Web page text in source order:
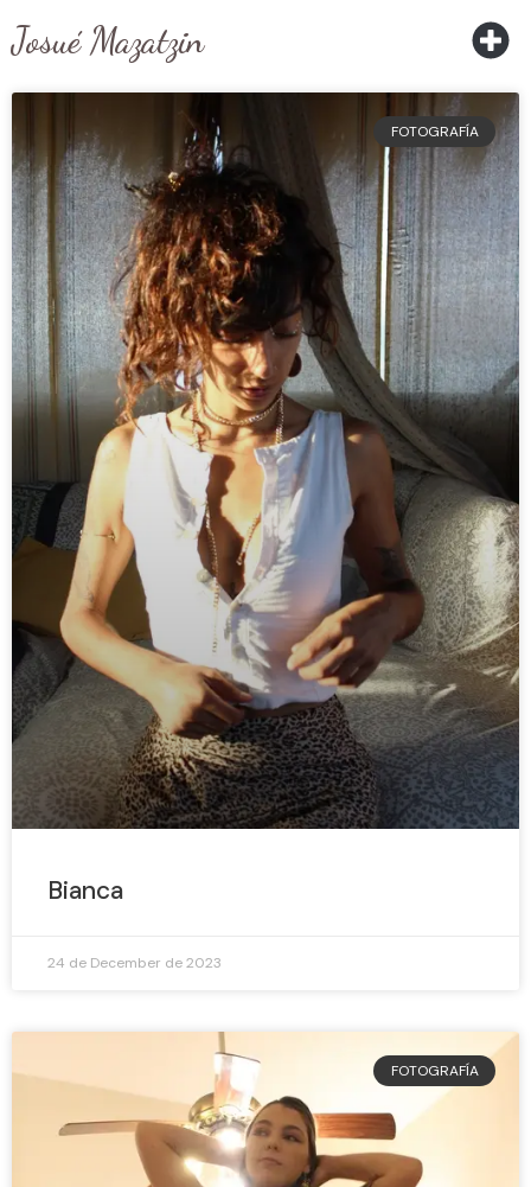
Josué Mazatzin
FOTOGRAFÍA
Bianca
24 de December de 2023
FOTOGRAFÍA